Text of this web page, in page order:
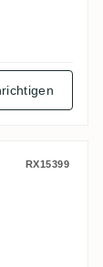
Rum
RX15399